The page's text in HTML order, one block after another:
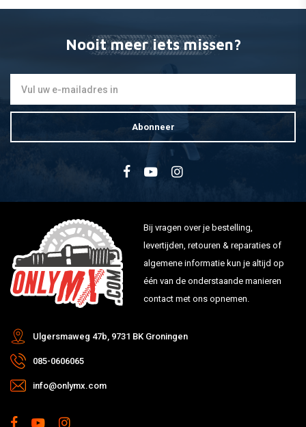
Nooit meer iets missen?
Abonneer
Bij vragen over je bestelling,
levertijden, retouren & reparaties of
algemene informatie kun je altijd op
één van de onderstaande manieren
contact met ons opnemen.
Ulgersmaweg 47b, 9731 BK Groningen
085-0606065
info@onlymx.com